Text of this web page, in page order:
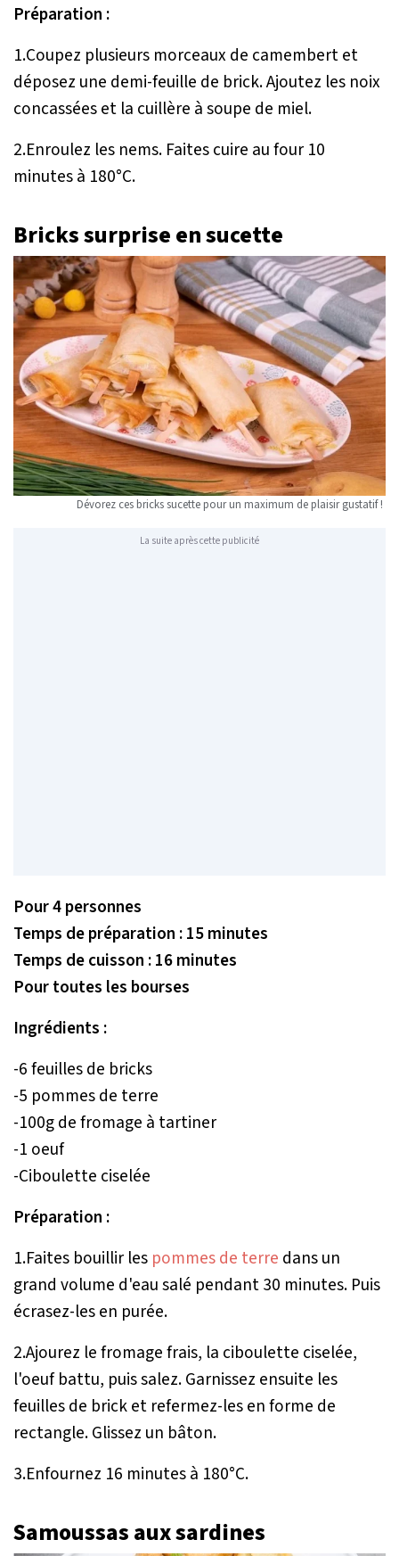
Préparation :
1.Coupez plusieurs morceaux de camembert et
déposez une demi-feuille de brick. Ajoutez les noix
concassées et la cuillère à soupe de miel.
2.Enroulez les nems. Faites cuire au four 10
minutes à 180°C.
Bricks surprise en sucette
Dévorez ces bricks sucette pour un maximum de plaisir gustatif !
La suite après cette publicité
Pour 4 personnes
Temps de préparation : 15 minutes
Temps de cuisson : 16 minutes
Pour toutes les bourses
Ingrédients :
-6 feuilles de bricks
-5 pommes de terre
-100g de fromage à tartiner
-1 oeuf
-Ciboulette ciselée
Préparation :
1.Faites bouillir les pommes de terre dans un
grand volume d'eau salé pendant 30 minutes. Puis
écrasez-les en purée.
2.Ajourez le fromage frais, la ciboulette ciselée,
l'oeuf battu, puis salez. Garnissez ensuite les
feuilles de brick et refermez-les en forme de
rectangle. Glissez un bâton.
3.Enfournez 16 minutes à 180°C.
Samoussas aux sardines